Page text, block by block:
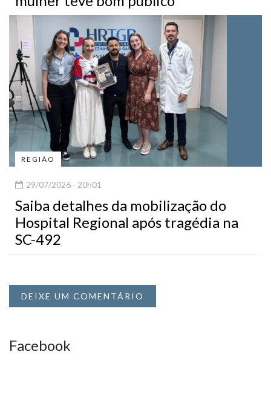
REGIÃO
29/07/2026 - 20h01
Saiba detalhes da mobilização do
Hospital Regional após tragédia na
SC-492
DEIXE UM COMENTÁRIO
Facebook